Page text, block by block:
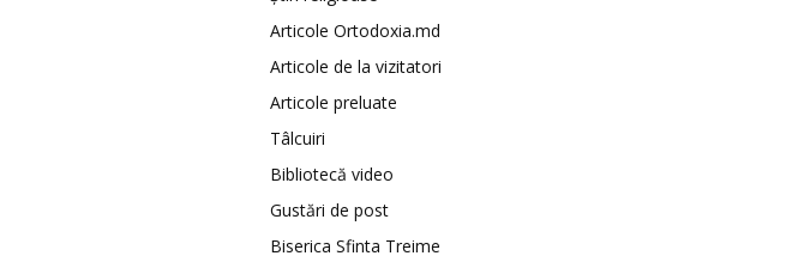
Articole Ortodoxia.md
Articole de la vizitatori
Articole preluate
Tâlcuiri
Bibliotecă video
Gustări de post
Biserica Sfinta Treime